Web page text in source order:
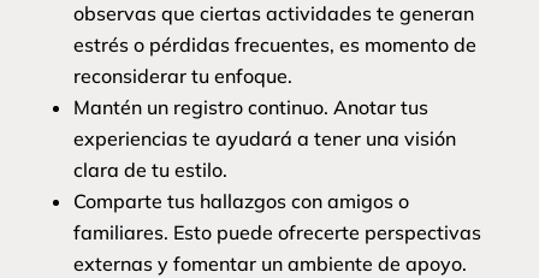
observas que ciertas actividades te generan
estrés o pérdidas frecuentes, es momento de
reconsiderar tu enfoque.
Mantén un registro continuo. Anotar tus
experiencias te ayudará a tener una visión
clara de tu estilo.
Comparte tus hallazgos con amigos o
familiares. Esto puede ofrecerte perspectivas
externas y fomentar un ambiente de apoyo.